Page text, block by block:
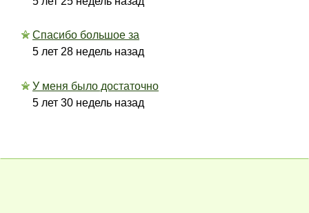
Спасибо большое за
5 лет 28 недель назад
У меня было достаточно
5 лет 30 недель назад